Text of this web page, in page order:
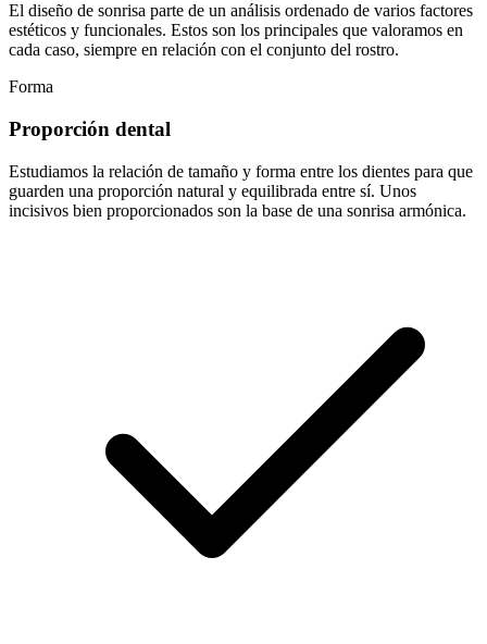
El diseño de sonrisa parte de un análisis ordenado de varios factores
estéticos y funcionales. Estos son los principales que valoramos en
cada caso, siempre en relación con el conjunto del rostro.
Forma
Proporción dental
Estudiamos la relación de tamaño y forma entre los dientes para que
guarden una proporción natural y equilibrada entre sí. Unos
incisivos bien proporcionados son la base de una sonrisa armónica.